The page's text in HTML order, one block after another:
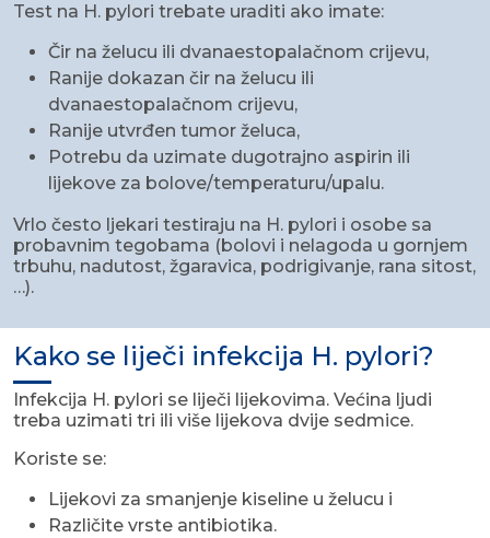
Test na H. pylori trebate uraditi ako imate:
Čir na želucu ili dvanaestopalačnom crijevu,
Ranije dokazan čir na želucu ili
dvanaestopalačnom crijevu,
Ranije utvrđen tumor želuca,
Potrebu da uzimate dugotrajno aspirin ili
lijekove za bolove/temperaturu/upalu.
Vrlo često ljekari testiraju na H. pylori i osobe sa
probavnim tegobama (bolovi i nelagoda u gornjem
trbuhu, nadutost, žgaravica, podrigivanje, rana sitost,
…).
Kako se liječi infekcija H. pylori?
Infekcija H. pylori se liječi lijekovima. Većina ljudi
treba uzimati tri ili više lijekova dvije sedmice.
Koriste se:
Lijekovi za smanjenje kiseline u želucu i
Različite vrste antibiotika.